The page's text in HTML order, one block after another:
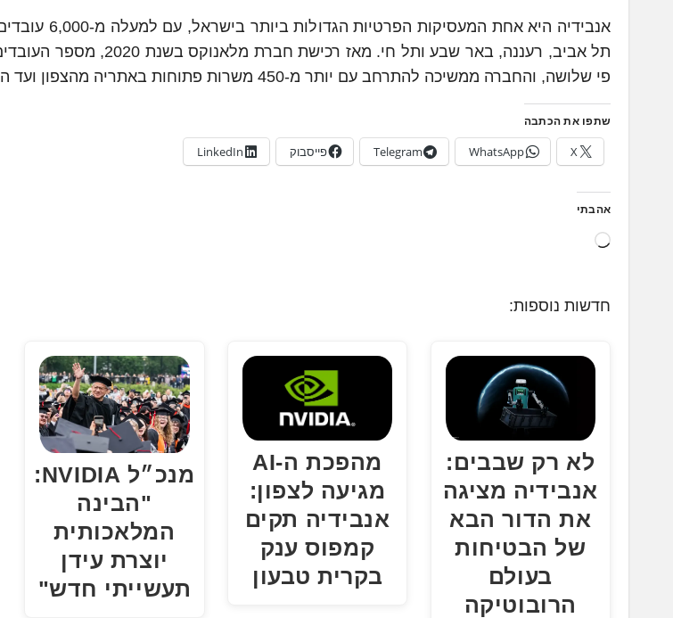
אנבידיה היא אחת
תל אביב, רעננה, באר שבע ותל חי. מאז
פי שלושה, והחברה ממשיכה להתרחב עם יותר מ-450 משרות פתוחות באתריה מהצפון ועד הדרום.
שתפו את הכתבה
X
WhatsApp
Telegram פייסבוק LinkedIn
אהבתי
ט
.
חדשות נוספות:
לא רק שבבים:
אנבידיה מציגה
את הדור הבא
של הבטיחות
בעולם
הרובוטיקה
מהפכת ה-AI
מגיעה לצפון:
אנבידיה תקים
קמפוס ענק
בקרית טבעון
מנכ״ל NVIDIA:
"הבינה
המלאכותית
יוצרת עידן
תעשייתי חדש"